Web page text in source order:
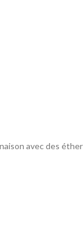
avec des